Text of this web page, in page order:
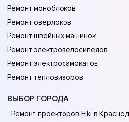
Ремонт моноблоков
Ремонт оверлоков
Ремонт швейных машинок
Ремонт электровелосипедов
Ремонт электросамокатов
Ремонт тепловизоров
ВЫБОР ГОРОДА
Ремонт проекторов Eiki в